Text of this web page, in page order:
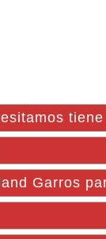
Garros